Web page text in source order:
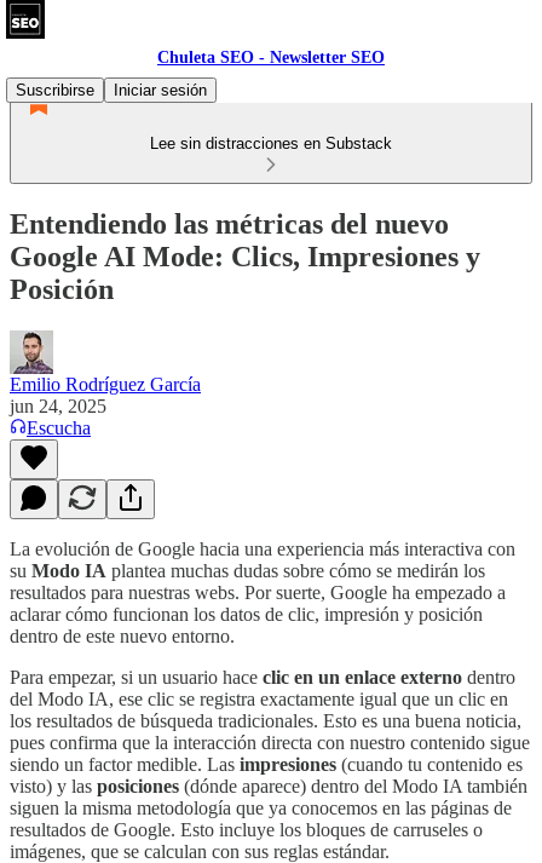
Chuleta SEO - Newsletter SEO
Suscribirse
Iniciar sesión
Lee sin distracciones en Substack
Entendiendo las métricas del nuevo
Google AI Mode: Clics, Impresiones y
Posición
Emilio Rodríguez García
jun 24, 2025
Escucha
La evolución de Google hacia una experiencia más interactiva con
su Modo IA plantea muchas dudas sobre cómo se medirán los
resultados para nuestras webs. Por suerte, Google ha empezado a
aclarar cómo funcionan los datos de clic, impresión y posición
dentro de este nuevo entorno.
Para empezar, si un usuario hace clic en un enlace externo dentro
del Modo IA, ese clic se registra exactamente igual que un clic en
los resultados de búsqueda tradicionales. Esto es una buena noticia,
pues confirma que la interacción directa con nuestro contenido sigue
siendo un factor medible. Las impresiones (cuando tu contenido es
visto) y las posiciones (dónde aparece) dentro del Modo IA también
siguen la misma metodología que ya conocemos en las páginas de
resultados de Google. Esto incluye los bloques de carruseles o
imágenes, que se calculan con sus reglas estándar.